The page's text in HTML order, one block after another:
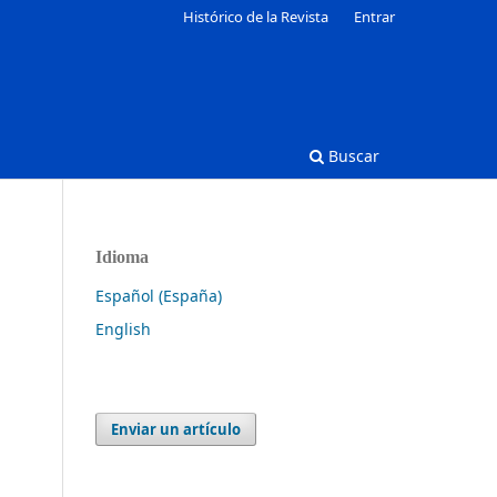
Buscar
Histórico de la Revista Entrar
Idioma
Español (España)
English
Enviar un artículo